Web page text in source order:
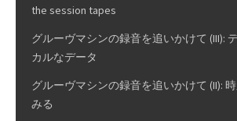
the session tapes
グルーヴマシンの録音を追いかけて (III):
カルなデータ
グルーヴマシンの録音を追いかけて (II):
みる